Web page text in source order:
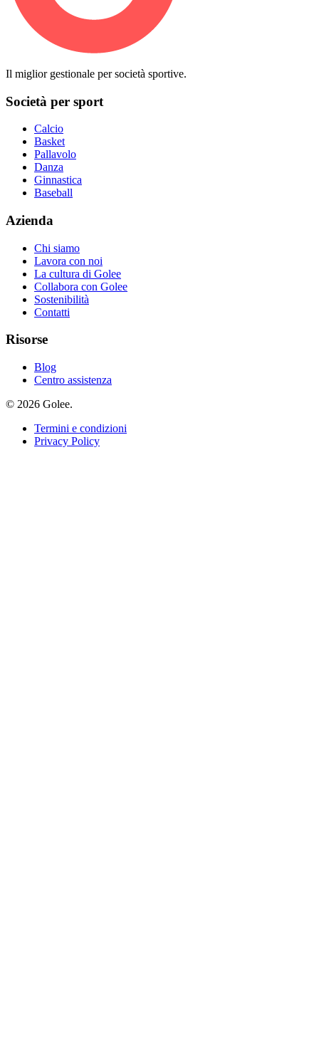
Il miglior gestionale per società sportive.
Società per sport
Calcio
Basket
Pallavolo
Danza
Ginnastica
Baseball
Azienda
Chi siamo
Lavora con noi
La cultura di Golee
Collabora con Golee
Sostenibilità
Contatti
Risorse
Blog
Centro assistenza
© 2026 Golee.
Termini e condizioni
Privacy Policy